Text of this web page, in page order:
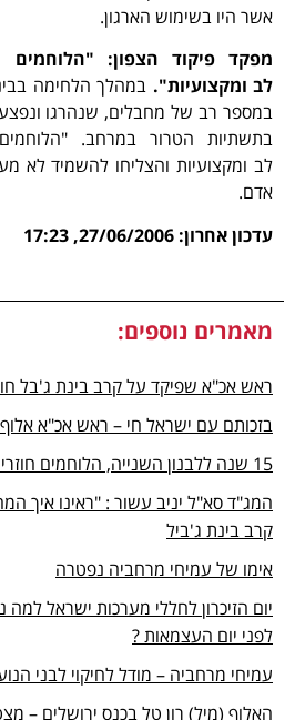
אשר היו בשימוש הארגון.
מפקד פיקוד הצפון: "הלוחמים
לב ומקצועיות". במהלך הלחימה
במספר רב של מחבלים, שנהרגו
בתשתיות הטרור במרחב.
לב ומקצועיות והצליחו להשמיד לא
אדם.
עדכון אחרון: 27/06/2006
, 17:23
מאמרים נוספים:
ראש אכ"א שפיקד על קרב בינת ג'בל
בזכותם עם ישראל חי – ראש אכ"א אלוף
15 שנה ללבנון השנייה, הלוחמים חוזרים אל הקרב בבינת־ג'ביל
המג"ד סא"ל יניב עשור : "ראינו איך
קרב בינת ג'ביל
אימו של עמיחי מרחביה נפטרה
יום הזיכרון לחללי מערכות ישראל
לפני יום העצמאות ?
עמיחי מרחביה – מודל לחיקוי לבני
האלוף (מיל) רון טל בכנס ירושלים –